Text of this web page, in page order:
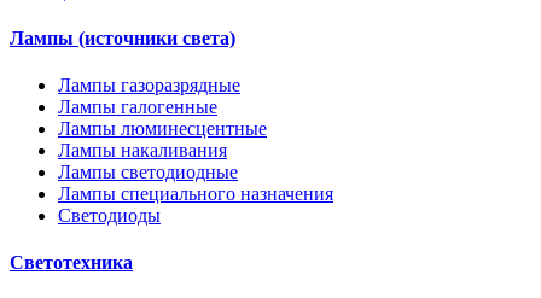
Лампы (источники света)
Лампы газоразрядные
Лампы галогенные
Лампы люминесцентные
Лампы накаливания
Лампы светодиодные
Лампы специального назначения
Светодиоды
Светотехника